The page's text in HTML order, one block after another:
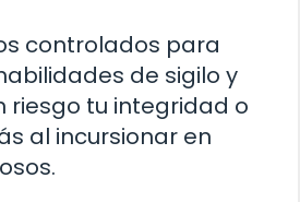
controlados para
de sigilo y
riesgo tu integridad o
al incursionar en